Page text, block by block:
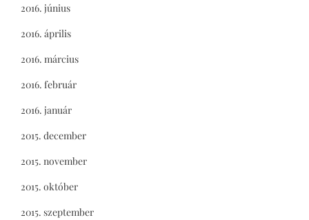
2016. június
2016. április
2016. március
2016. február
2016. január
2015. december
2015. november
2015. október
2015. szeptember